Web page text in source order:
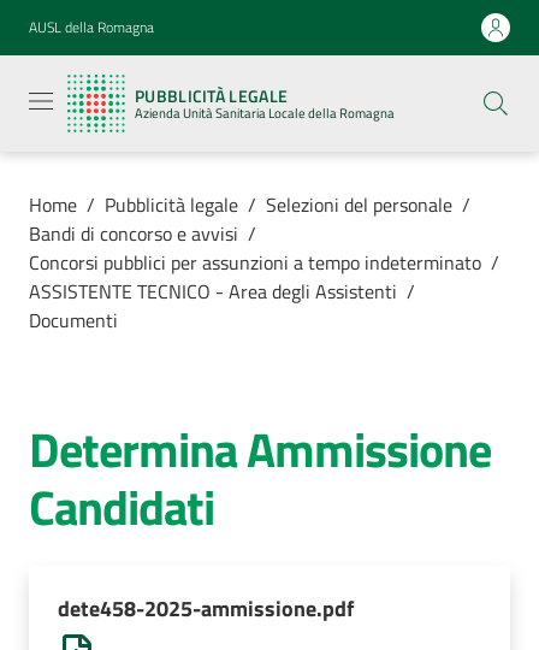
Vai al contenuto
Vai alla navigazione
Vai al footer
AUSL della Romagna
PUBBLICITÀ LEGALE
Azienda Unità Sanitaria Locale della Romagna
legale
Azienda
Unità
Locale della
Azienda
Luoghi di
cura
Comunica
Home / Pubblicità legale / Selezioni del personale /
Bandi di concorso e avvisi /
Concorsi pubblici per assunzioni a tempo indeterminato /
ASSISTENTE TECNICO - Area degli Assistenti /
Documenti
Determina Ammissione
Candidati
dete458-2025-ammissione.pdf